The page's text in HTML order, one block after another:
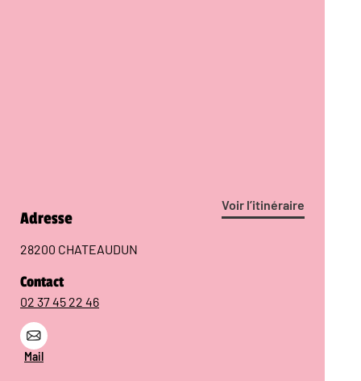
Voir l’itinéraire
Adresse
28200 CHATEAUDUN
Contact
02 37 45 22 46
Mail